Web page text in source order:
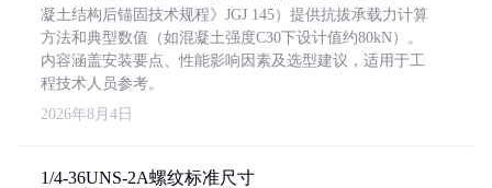
凝土结构后锚固技术规程》JGJ 145）提供抗拔承载力计算
方法和典型数值（如混凝土强度C30下设计值约80kN）。
内容涵盖安装要点、性能影响因素及选型建议，适用于工
程技术人员参考。
2026年8月4日
1/4-36UNS-2A螺纹标准尺寸